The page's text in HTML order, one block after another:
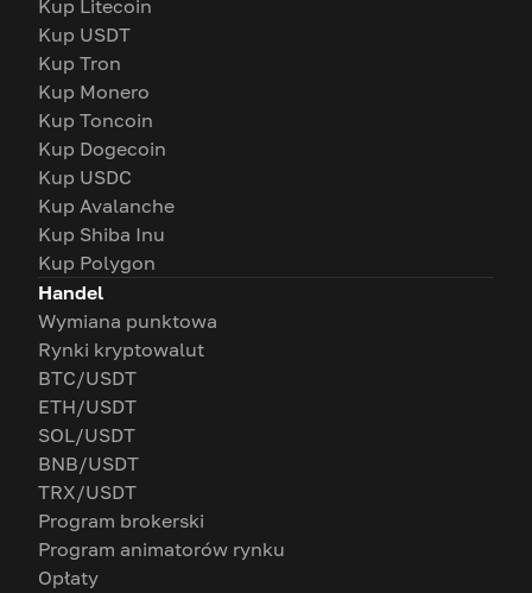
Kup Litecoin
Kup USDT
Kup Tron
Kup Monero
Kup Toncoin
Kup Dogecoin
Kup USDC
Kup Avalanche
Kup Shiba Inu
Kup Polygon
Handel
Wymiana punktowa
Rynki kryptowalut
BTC/USDT
ETH/USDT
SOL/USDT
BNB/USDT
TRX/USDT
Program brokerski
Program animatorów rynku
Opłaty